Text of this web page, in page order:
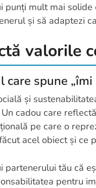
punți mult mai
și să adaptezi
valorile
spune „îmi
și
cadou care
pe care o
acel obiect și ce
partenerului tău că
pentru